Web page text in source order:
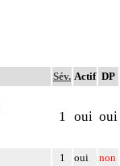
Sév. Actif DP
1 oui oui
1 oui non